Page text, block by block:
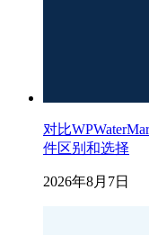
对比
件区别和选择
2026年8月7日